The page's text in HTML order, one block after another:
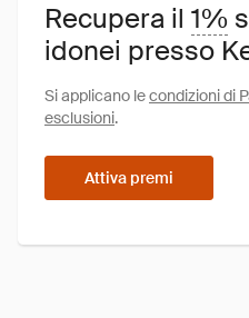
Recupera il 1%
idonei presso
Si applicano lecondizioni di
esclusioni.
Attiva premi